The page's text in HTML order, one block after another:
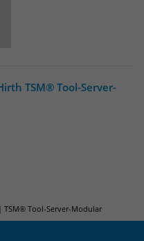
TSM® Tool-Server-
TSM® Tool-Server-Modular
gesetzt um zu